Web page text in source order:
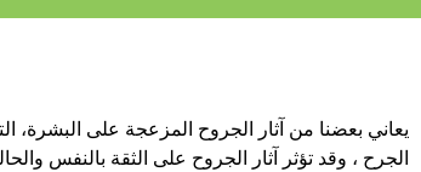
يعاني بعضنا من آثار الجروح المزعجة على
الجرح ، وقد تؤثر آثار الجروح على الثقة بالنفس